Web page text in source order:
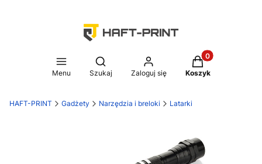
Menu
Otwórz wyszukiwarkę
Szukaj Zaloguj się
Produkty w
Koszyk
HAFT-PRINT Gadżety Narzędzia i breloki Latarki